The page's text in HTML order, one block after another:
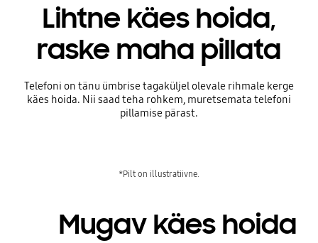
Lihtne käes hoida,
raske maha pillata
Telefoni on tänu ümbrise tagaküljel olevale rihmale kerge
käes hoida. Nii saad teha rohkem, muretsemata telefoni
pillamise pärast.
*Pilt on illustratiivne.
Mugav käes hoida